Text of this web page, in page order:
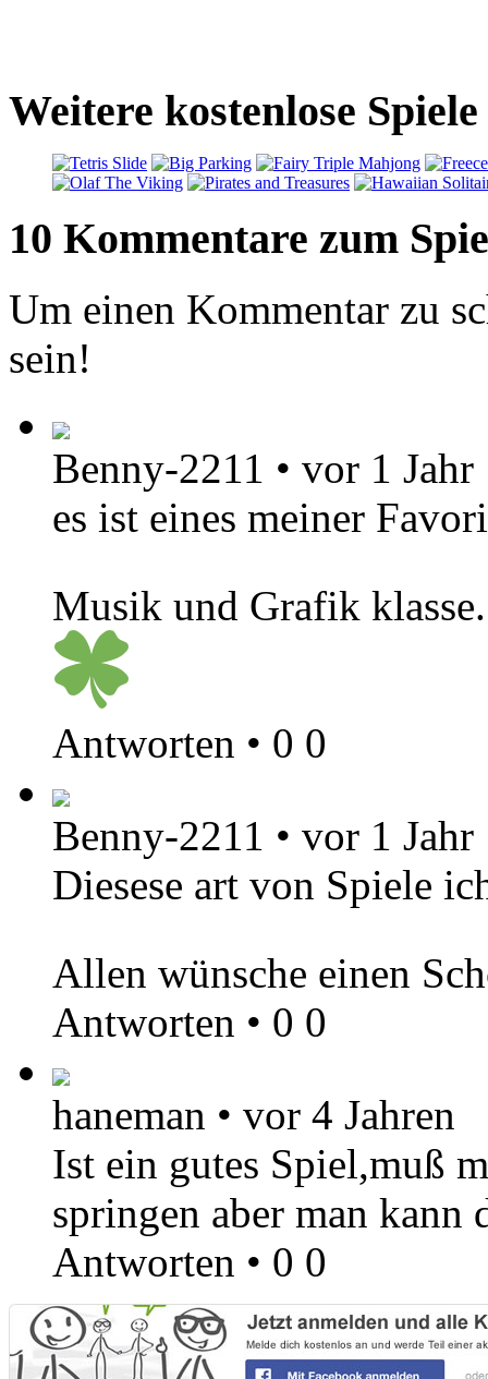
Weitere kostenlose
10 Kommentare zum
Um einen Kommentar zu
sein!
Benny-2211 • vor 1 Jahr
es ist eines meiner
Musik und Grafik
Antworten • 0 0
Benny-2211 • vor 1 Jahr
Diesese art von Spiele
Allen wünsche einen
Antworten • 0 0
haneman • vor 4 Jahren
Ist ein gutes Spiel,muß
springen aber man kann
Antworten • 0 0